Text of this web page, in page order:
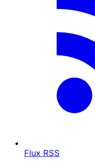
Flux RSS